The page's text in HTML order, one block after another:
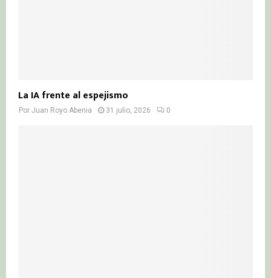
La IA frente al espejismo
Por Juan Royo Abenia 31 julio, 2026 0